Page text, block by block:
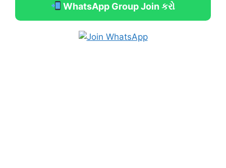
WhatsApp Group Join કરો